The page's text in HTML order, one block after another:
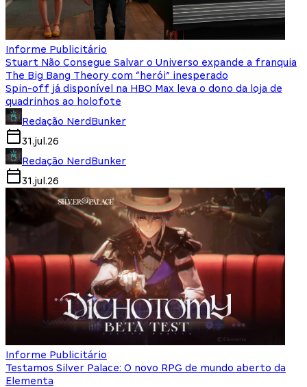
Informe Publicitário
Stuart Não Consegue Salvar o Universo expande a franquia
The Big Bang Theory com “herói” inesperado
Spin-off já disponível na HBO Max leva o dono da loja de
quadrinhos ao holofote
Redação NerdBunker
31.jul.26
Redação NerdBunker
31.jul.26
Informe Publicitário
Testamos Silver Palace: O novo RPG de mundo aberto da
Elementa